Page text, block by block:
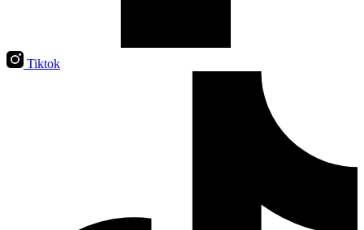
Tiktok